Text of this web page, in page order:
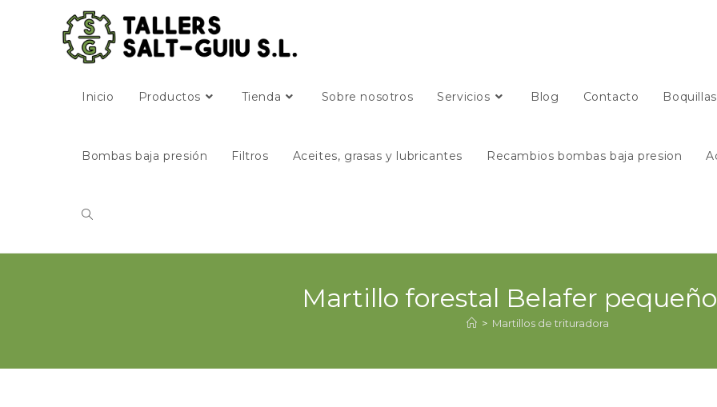
Inicio Productos Tienda Sobre nosotros Servicios Blog Contacto
Bombas baja presión Filtros Aceites, grasas y lubricantes Recambios bombas baja presion
Martillo forestal Belafer
> Martillos de trituradora